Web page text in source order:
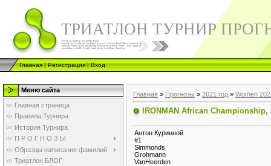
ТРИАТЛОН ТУРНИР
Главная|Регистрация|Вход
Меню сайта
Главная страница
Правила Турнира
История Турнира
П Р О Г Н О З Ы
Образцы написания фамилий
Триатлон БЛОГ
Главная » Прогнозы » 2021 год » Women
IRONMAN African
Антон Куринной
#1
Simmonds
Grohmann
VanHeerden